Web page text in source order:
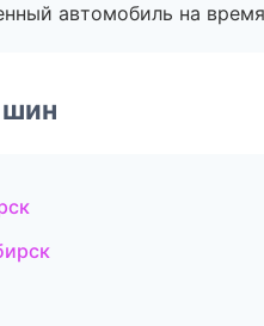
автомобиль на